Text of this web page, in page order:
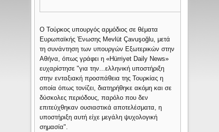
O Τούρκος υπουργός αρμόδιος σε θέματα
Ευρωπαϊκής Ένωσης Mevlüt Çavuşoğlu, μετά
τη συνάντηση των υπουργών Εξωτερικών στην
Αθήνα, όπως γράφει η «Hürriyet Daily News»
ευχαρίστησε "για την...ελληνική υποστήριξη
στην ενταξιακή προσπάθεια της Τουρκίας η
οποία όπως τονίζει, διατηρήθηκε ακόμη και σε
δύσκολες περιόδους, παρόλο που δεν
επιτεύχθηκαν ουσιαστικά αποτελέσματα, η
υποστήριξη αυτή είχε μεγάλη ψυχολογική
σημασία".